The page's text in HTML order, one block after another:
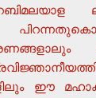
ഈ